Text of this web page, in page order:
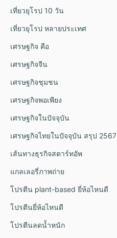
เที่ยวยุโรป 10 วัน
เที่ยวยุโรป หลายประเทศ
เศรษฐกิจ คือ
เศรษฐกิจจีน
เศรษฐกิจชุมชน
เศรษฐกิจพอเพียง
เศรษฐกิจในปัจจุบัน
เศรษฐกิจไทยในปัจจุบัน สรุป 2567
เส้นทางธุรกิจสตาร์ทอัพ
แกลเลอรี่ภาพถ่าย
โปรตีน plant-based ยี่ห้อไหนดี
โปรตีนยี่ห้อไหนดี
โปรตีนลดน้ำหนัก